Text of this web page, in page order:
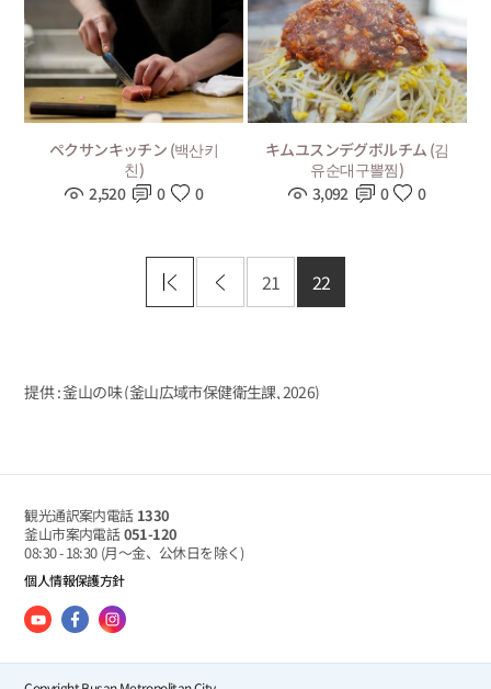
ペクサンキッチン (백산키
친)
2,520
0 0
キムユスンデグボルチム (김
유순대구뽈찜)
3,092
0 0
21 22
提供 : 釜山の味 (釜山広域市保健衛生課, 2026)
観光通訳案内電話 1330
釜山市案内電話051-120
08:30 - 18:30 (月～金、公休日を除く)
個人情報保護方針